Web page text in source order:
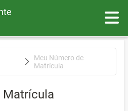
Meu Número de
Matrícula
Matrícula